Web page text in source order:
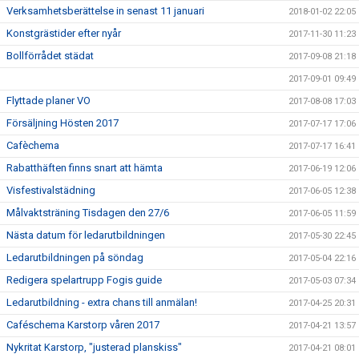
Verksamhetsberättelse in senast 11 januari 2018-01-02 22:05
Konstgrästider efter nyår 2017-11-30 11:23
Bollförrådet städat 2017-09-08 21:18
2017-09-01 09:49
Flyttade planer VO 2017-08-08 17:03
Försäljning Hösten 2017 2017-07-17 17:06
Cafèchema 2017-07-17 16:41
Rabatthäften finns snart att hämta 2017-06-19 12:06
Visfestivalstädning 2017-06-05 12:38
Målvaktsträning Tisdagen den 27/6 2017-06-05 11:59
Nästa datum för ledarutbildningen 2017-05-30 22:45
Ledarutbildningen på söndag 2017-05-04 22:16
Redigera spelartrupp Fogis guide 2017-05-03 07:34
Ledarutbildning - extra chans till anmälan! 2017-04-25 20:31
Caféschema Karstorp våren 2017 2017-04-21 13:57
Nykritat Karstorp, "justerad planskiss" 2017-04-21 08:01